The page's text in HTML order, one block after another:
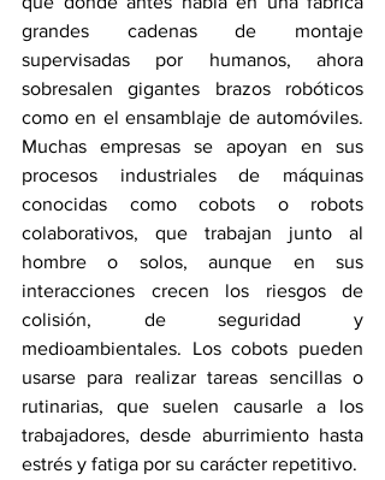
grandes cadenas de montaje
supervisadas por humanos, ahora
sobresalen gigantes brazos robóticos
como en el ensamblaje de automóviles.
Muchas empresas se apoyan en sus
procesos industriales de máquinas
conocidas como cobots o robots
colaborativos, que trabajan junto al
hombre o solos, aunque en sus
interacciones crecen los riesgos de
colisión, de seguridad y
medioambientales. Los cobots pueden
usarse para realizar tareas sencillas o
rutinarias, que suelen causarle a los
trabajadores, desde aburrimiento hasta
estrés y fatiga por su carácter repetitivo.